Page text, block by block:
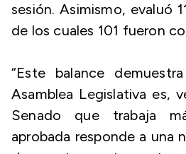
sesión. Asimismo, evaluó
de los cuales 101 fueron
“Este balance
Asamblea Legislativa es,
Senado que trabaja
aprobada responde a una